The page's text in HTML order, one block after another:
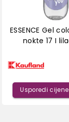
ESSENCE Gel
nokte 17 I
Usporedi cijene